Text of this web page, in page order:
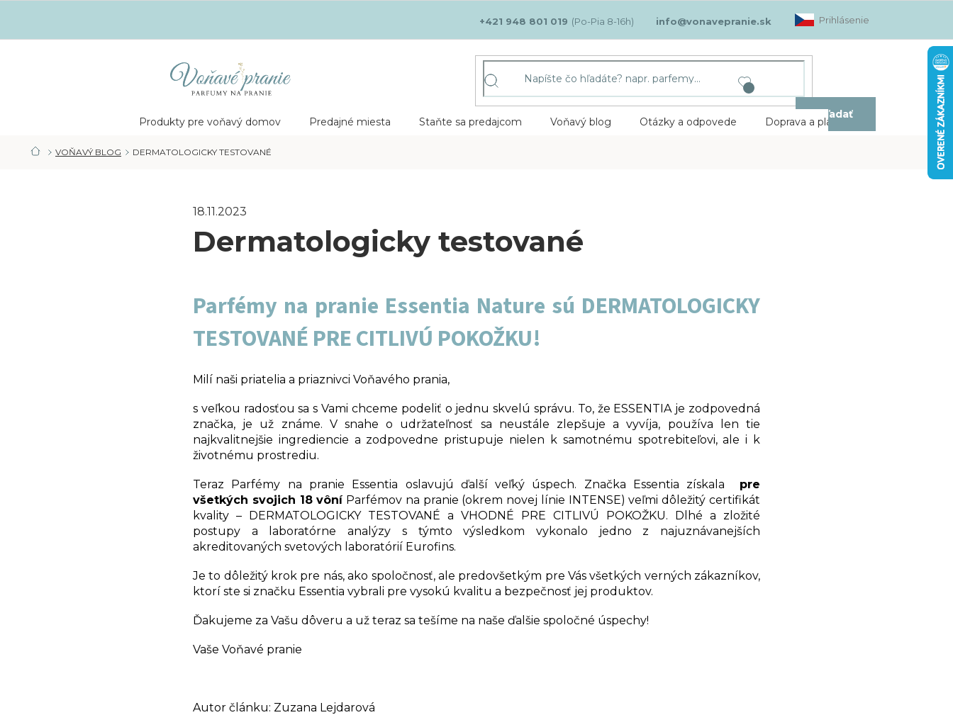
obsah
+421 948 801 019 info@vonavepranie.sk Prihlásenie
Hľadať
Produkty pre voňavý domov Predajné miesta Staňte sa predajcom Voňavý blog Otázky a odpovede Doprava a platba
DOMOV
VOŇAVÝ BLOG DERMATOLOGICKY TESTOVANÉ
Dermatologicky testované
18.11.2023
Parfémy na pranie Essentia Nature sú DERMATOLOGICKY
TESTOVANÉ PRE CITLIVÚ POKOŽKU!
Milí naši priatelia a priaznivci Voňavého prania,
s veľkou radosťou sa s Vami chceme podeliť o jednu skvelú správu. To, že ESSENTIA je zodpovedná
značka, je už známe. V snahe o udržateľnosť sa neustále zlepšuje a vyvíja, používa len tie
najkvalitnejšie ingrediencie a zodpovedne pristupuje nielen k samotnému spotrebiteľovi, ale i k
životnému prostrediu.
Teraz Parfémy na pranie Essentia oslavujú ďalší veľký úspech. Značka Essentia získala pre
všetkých svojich 18 vôníParfémov na pranie (okrem novej línie INTENSE) veľmi dôležitý certifikát
kvality – DERMATOLOGICKY TESTOVANÉ a VHODNÉ PRE CITLIVÚ POKOŽKU. Dlhé a zložité
postupy a laboratórne analýzy s týmto výsledkom vykonalo jedno z najuznávanejších
akreditovaných svetových laboratórií Eurofins.
Je to dôležitý krok pre nás, ako spoločnosť, ale predovšetkým pre Vás všetkých verných zákazníkov,
ktorí ste si značku Essentia vybrali pre vysokú kvalitu a bezpečnosť jej produktov.
Ďakujeme za Vašu dôveru a už teraz sa tešíme na naše ďalšie spoločné úspechy!
Vaše Voňavé pranie
Autor článku: Zuzana Lejdarová